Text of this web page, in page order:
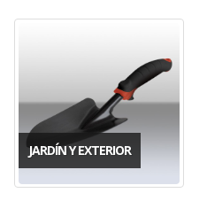
JARDÍN Y EXTERIOR